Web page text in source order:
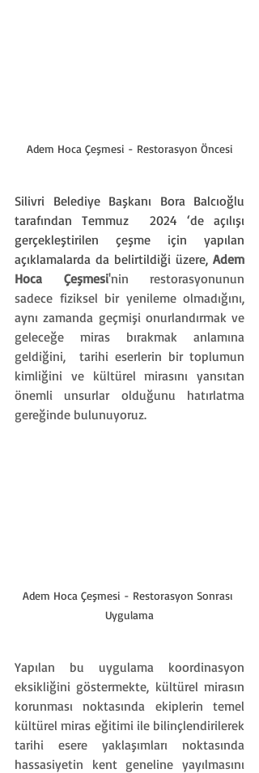
Adem Hoca Çeşmesi - Restorasyon Öncesi
Silivri Belediye Başkanı Bora Balcıoğlu
tarafından Temmuz  2024 ‘de açılışı
gerçekleştirilen çeşme için yapılan
açıklamalarda da belirtildiği üzere, Adem
Hoca Çeşmesi'nin restorasyonunun
sadece fiziksel bir yenileme olmadığını,
aynı zamanda geçmişi onurlandırmak ve
geleceğe miras bırakmak anlamına
geldiğini,  tarihi eserlerin bir toplumun
kimliğini ve kültürel mirasını yansıtan
önemli unsurlar olduğunu hatırlatma
gereğinde bulunuyoruz.
Adem Hoca Çeşmesi - Restorasyon Sonrası
Uygulama
Yapılan bu uygulama koordinasyon
eksikliğini göstermekte, kültürel mirasın
korunması noktasında ekiplerin temel
kültürel miras eğitimi ile bilinçlendirilerek
tarihi esere yaklaşımları noktasında
hassasiyetin kent geneline yayılmasını